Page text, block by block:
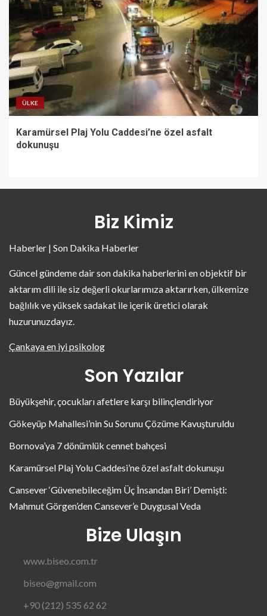
ÜLKE
Karamürsel Plaj Yolu Caddesi’ne özel asfalt
dokunuşu
Biz Kimiz
Haberler | Son Dakika Haberler
Güncel gündeme dair son dakika haberlerini en objektif bir
aktarım dili ile siz değerli okurlarımıza aktarırken, ülkemize
bağlılık ve yüksek sadakat ile içerik üretici olarak
huzurunuzdayız.
Çankaya en iyi psikolog
Son Yazılar
Büyükşehir, çocukları afetlere karşı bilinçlendiriyor
Gökeyüp Mahallesi’nin Su Sorunu Çözüme Kavuşturuldu
Bornova’ya 7 dönümlük cennet bahçesi
Karamürsel Plaj Yolu Caddesi’ne özel asfalt dokunuşu
Cansever ‘Güvenebileceğim Üç İnsandan Biri’ Demişti:
Mahmut Görgen’den Cansever’e Duygusal Veda
Bize Ulaşın
www.biseo.com.tr
biseo@gmail.com
+90 (212) 535 62 62